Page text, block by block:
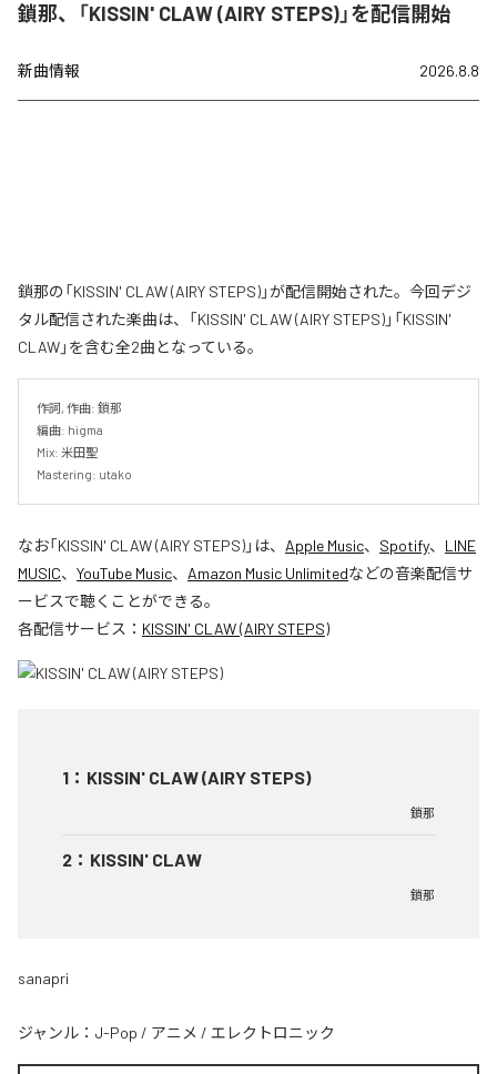
鎖那、「KISSIN' CLAW (AIRY STEPS)」を配信開始
新曲情報 2026.8.8
鎖那の「KISSIN' CLAW (AIRY STEPS)」が配信開始された。今回デジ
タル配信された楽曲は、「KISSIN' CLAW (AIRY STEPS)」「KISSIN'
CLAW」を含む全2曲となっている。
作詞, 作曲: 鎖那
編曲: higma
Mix: 米田聖
Mastering: utako
なお「KISSIN' CLAW (AIRY STEPS)」は、 Apple Music、 Spotify、 LINE
MUSIC、 YouTube Music、 Amazon Music Unlimitedなどの音楽配信サ
ービスで聴くことができる。
各配信サービス： KISSIN' CLAW (AIRY STEPS)
1 ： KISSIN' CLAW (AIRY STEPS)
鎖那
2 ： KISSIN' CLAW
鎖那
sanapri
ジャンル： J-Pop / アニメ / エレクトロニック